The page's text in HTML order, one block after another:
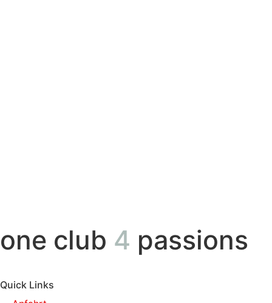
one club 4 passions
Quick Links